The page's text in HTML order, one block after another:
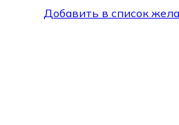
Добавить в список